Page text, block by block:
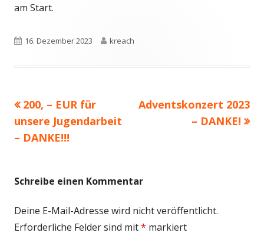
am Start.
Veröffentlicht
16. Dezember 2023 Autor
kreach
Beitragsnavigation
Vorheriger
Beitrag:
200, – EUR für
unsere Jugendarbeit
– DANKE!!!
Nächster
Adventskonzert 2023
– DANKE!
Schreibe einen Kommentar
Deine E-Mail-Adresse wird nicht veröffentlicht.
Erforderliche Felder sind mit* markiert